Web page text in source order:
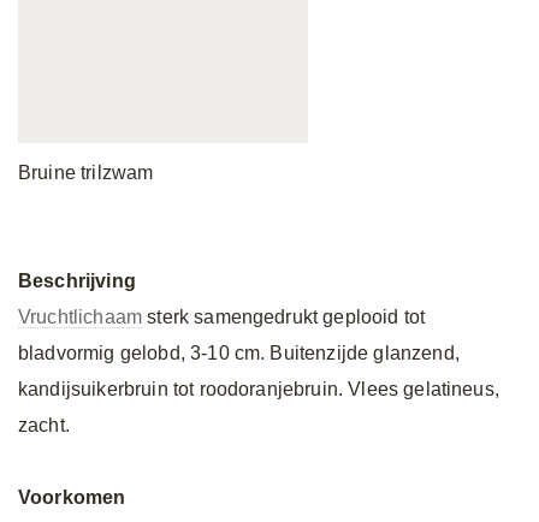
Bruine trilzwam
Beschrijving
Vruchtlichaam sterk samengedrukt geplooid tot
bladvormig gelobd, 3-10 cm. Buitenzijde glanzend,
kandijsuikerbruin tot roodoranjebruin. Vlees gelatineus,
zacht.
Voorkomen